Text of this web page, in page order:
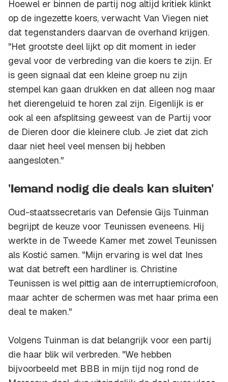
Hoewel er binnen de partij nog altijd kritiek klinkt
op de ingezette koers, verwacht Van Viegen niet
dat tegenstanders daarvan de overhand krijgen.
"Het grootste deel lijkt op dit moment in ieder
geval voor de verbreding van die koers te zijn. Er
is geen signaal dat een kleine groep nu zijn
stempel kan gaan drukken en dat alleen nog maar
het dierengeluid te horen zal zijn. Eigenlijk is er
ook al een afsplitsing geweest van de Partij voor
de Dieren door die kleinere club. Je ziet dat zich
daar niet heel veel mensen bij hebben
aangesloten."
'Iemand nodig die deals kan sluiten'
Oud-staatssecretaris van Defensie Gijs Tuinman
begrijpt de keuze voor Teunissen eveneens. Hij
werkte in de Tweede Kamer met zowel Teunissen
als Kostić samen. "Mijn ervaring is wel dat Ines
wat dat betreft een hardliner is. Christine
Teunissen is wel pittig aan de interruptiemicrofoon,
maar achter de schermen was met haar prima een
deal te maken."
Volgens Tuinman is dat belangrijk voor een partij
die haar blik wil verbreden. "We hebben
bijvoorbeeld met BBB in mijn tijd nog rond de